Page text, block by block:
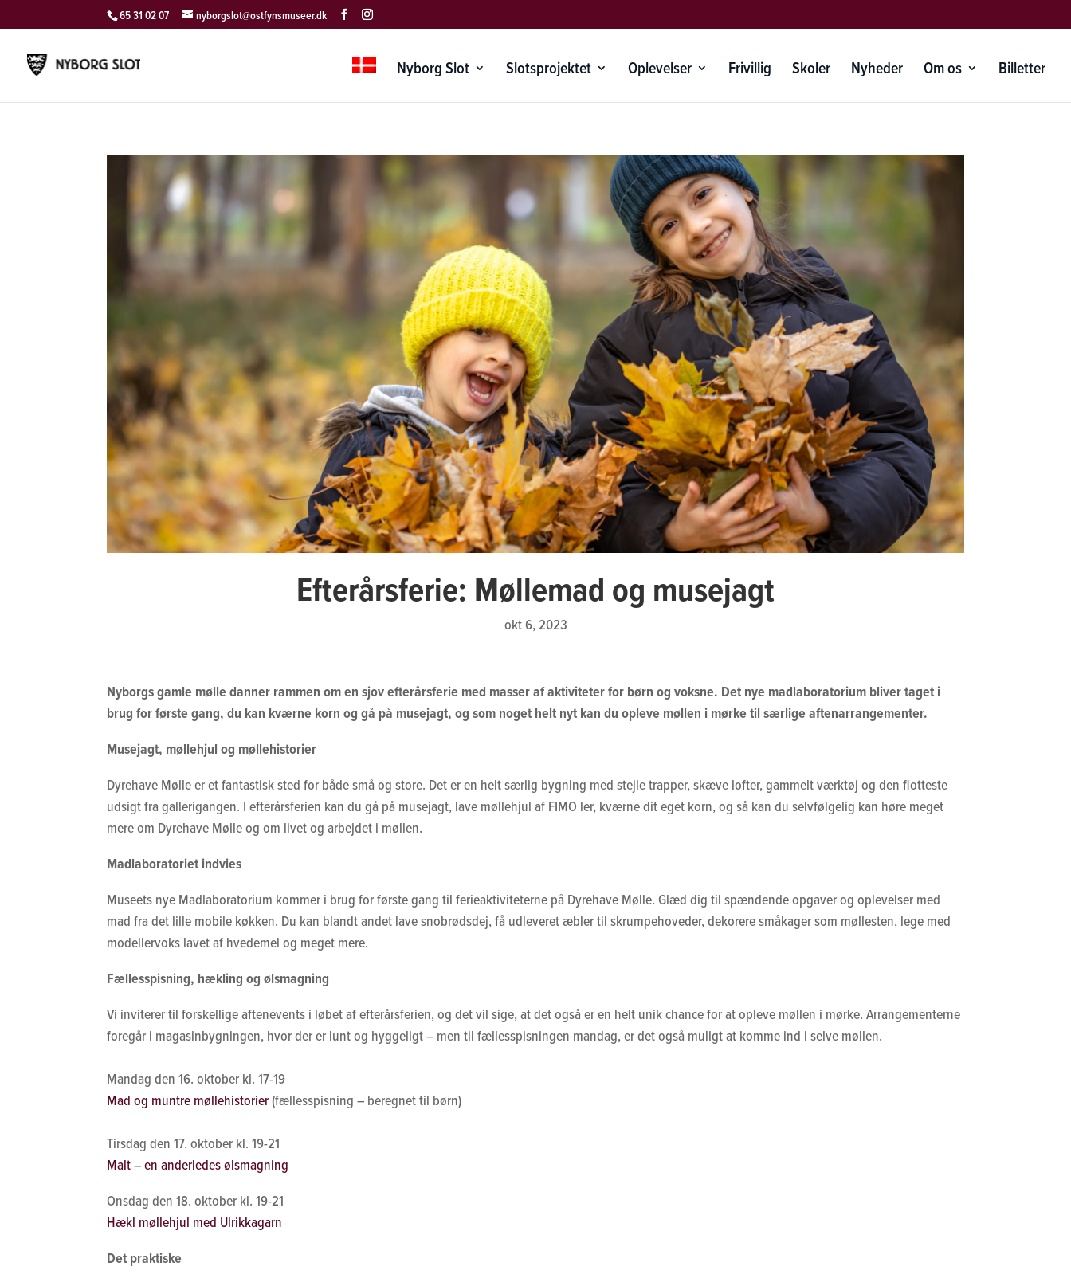
65 31 02 07 nyborgslot@ostfynsmuseer.dk
Nyborg Slot Slotsprojektet Oplevelser Frivillig Skoler Nyheder Om os Billetter
Efterårsferie: Møllemad og musejagt
okt 6, 2023
Nyborgs gamle mølle danner rammen om en sjov efterårsferie med masser af aktiviteter for børn og voksne. Det nye madlaboratorium bliver taget i
brug for første gang, du kan kværne korn og gå på musejagt, og som noget helt nyt kan du opleve møllen i mørke til særlige aftenarrangementer.
Musejagt, møllehjul og møllehistorier
Dyrehave Mølle er et fantastisk sted for både små og store. Det er en helt særlig bygning med stejle trapper, skæve lofter, gammelt værktøj og den flotteste
udsigt fra gallerigangen. I efterårsferien kan du gå på musejagt, lave møllehjul af FIMO ler, kværne dit eget korn, og så kan du selvfølgelig kan høre meget
mere om Dyrehave Mølle og om livet og arbejdet i møllen.
Madlaboratoriet indvies
Museets nye Madlaboratorium kommer i brug for første gang til ferieaktiviteterne på Dyrehave Mølle. Glæd dig til spændende opgaver og oplevelser med
mad fra det lille mobile køkken. Du kan blandt andet lave snobrødsdej, få udleveret æbler til skrumpehoveder, dekorere småkager som møllesten, lege med
modellervoks lavet af hvedemel og meget mere.
Fællesspisning, hækling og ølsmagning
Vi inviterer til forskellige aftenevents i løbet af efterårsferien, og det vil sige, at det også er en helt unik chance for at opleve møllen i mørke. Arrangementerne
foregår i magasinbygningen, hvor der er lunt og hyggeligt – men til fællesspisningen mandag, er det også muligt at komme ind i selve møllen.
Mandag den 16. oktober kl. 17-19
Mad og muntre møllehistorier(fællesspisning – beregnet til børn)
Tirsdag den 17. oktober kl. 19-21
Malt – en anderledes ølsmagning
Onsdag den 18. oktober kl. 19-21
Hækl møllehjul med Ulrikkagarn
Det praktiske